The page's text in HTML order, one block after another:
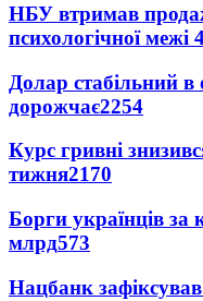
НБУ втримав
психологічної межі
Долар стабільний в
дорожчає2254
Курс гривні
тижня2170
Борги українців
млрд573
Нацбанк зафіксував